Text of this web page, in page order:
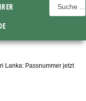
Lanka: Passnummer jetzt